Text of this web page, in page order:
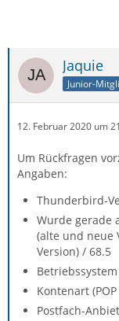
Jaquie
Junior-
12. Februar 2020 um
Um Rückfragen
Angaben:
Thunderbird-
Wurde gerade
(alte und neue
Version) / 68.5
Kontenart
Postfach-